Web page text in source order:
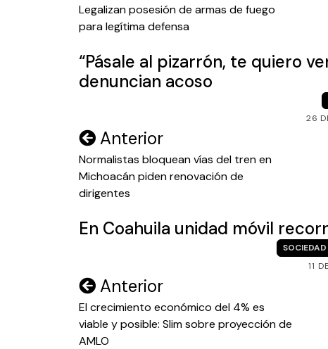
de
entradas
Legalizan posesión de armas de fuego
para legítima defensa
“Pásale al pizarrón, te quiero
denuncian acoso
26
Navegación
de
entradas
Anterior
Normalistas bloquean vías del tren en
Michoacán piden renovación de
dirigentes
En Coahuila unidad móvil
SOCIEDAD
11
Navegación
de
entradas
Anterior
El crecimiento económico del 4% es
viable y posible: Slim sobre proyección de
AMLO